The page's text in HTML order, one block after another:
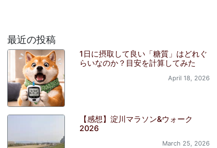
最近の投稿
1日に摂取して良い「糖質」はどれぐ
らいなのか？目安を計算してみた
April 18, 2026
【感想】淀川マラソン&ウォーク
2026
March 25, 2026